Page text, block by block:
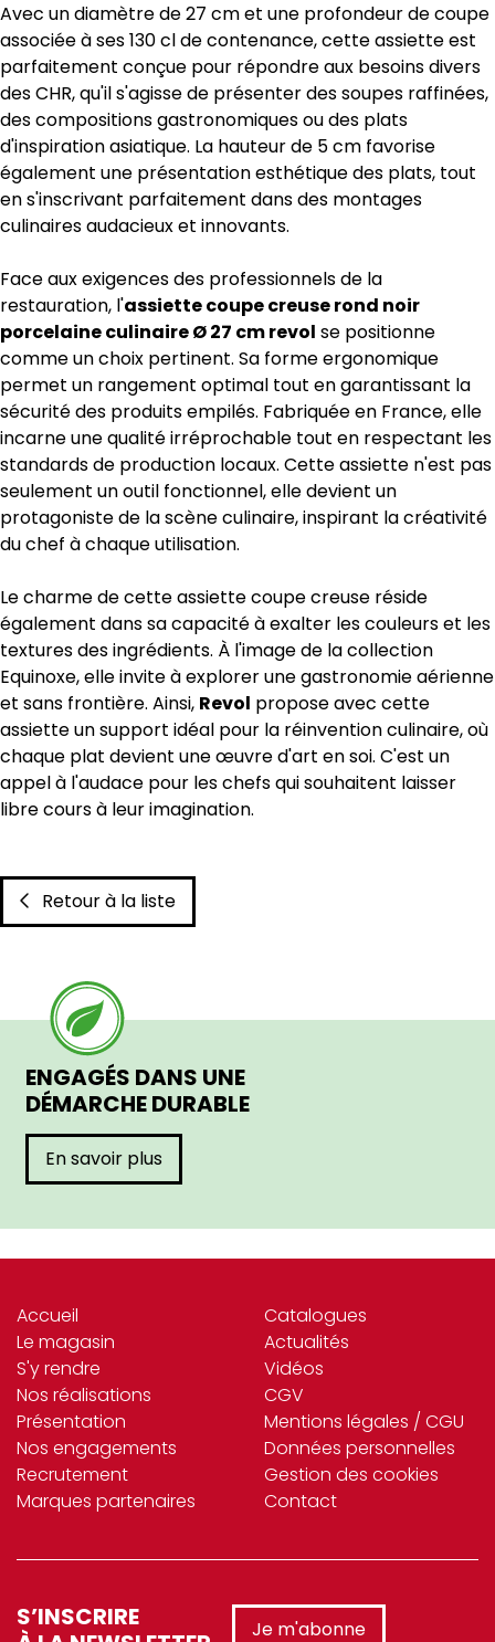
Avec un diamètre de 27 cm et une profondeur de coupe
associée à ses 130 cl de contenance, cette assiette est
parfaitement conçue pour répondre aux besoins divers
des CHR, qu'il s'agisse de présenter des soupes raffinées,
des compositions gastronomiques ou des plats
d'inspiration asiatique. La hauteur de 5 cm favorise
également une présentation esthétique des plats, tout
en s'inscrivant parfaitement dans des montages
culinaires audacieux et innovants.
Face aux exigences des professionnels de la
restauration, l'assiette coupe creuse rond noir
porcelaine culinaire Ø 27 cm revol se positionne
comme un choix pertinent. Sa forme ergonomique
permet un rangement optimal tout en garantissant la
sécurité des produits empilés. Fabriquée en France, elle
incarne une qualité irréprochable tout en respectant les
standards de production locaux. Cette assiette n'est pas
seulement un outil fonctionnel, elle devient un
protagoniste de la scène culinaire, inspirant la créativité
du chef à chaque utilisation.
Le charme de cette assiette coupe creuse réside
également dans sa capacité à exalter les couleurs et les
textures des ingrédients. À l'image de la collection
Equinoxe, elle invite à explorer une gastronomie aérienne
et sans frontière. Ainsi, Revol propose avec cette
assiette un support idéal pour la réinvention culinaire, où
chaque plat devient une œuvre d'art en soi. C'est un
appel à l'audace pour les chefs qui souhaitent laisser
libre cours à leur imagination.
Retour à la liste
ENGAGÉS DANS UNE
DÉMARCHE DURABLE
En savoir plus
Accueil
Le magasin
S'y rendre
Nos réalisations
Présentation
Nos engagements
Recrutement
Marques partenaires
Catalogues
Actualités
Vidéos
CGV
Mentions légales / CGU
Données personnelles
Gestion des cookies
Contact
S’INSCRIRE
Je m'abonne